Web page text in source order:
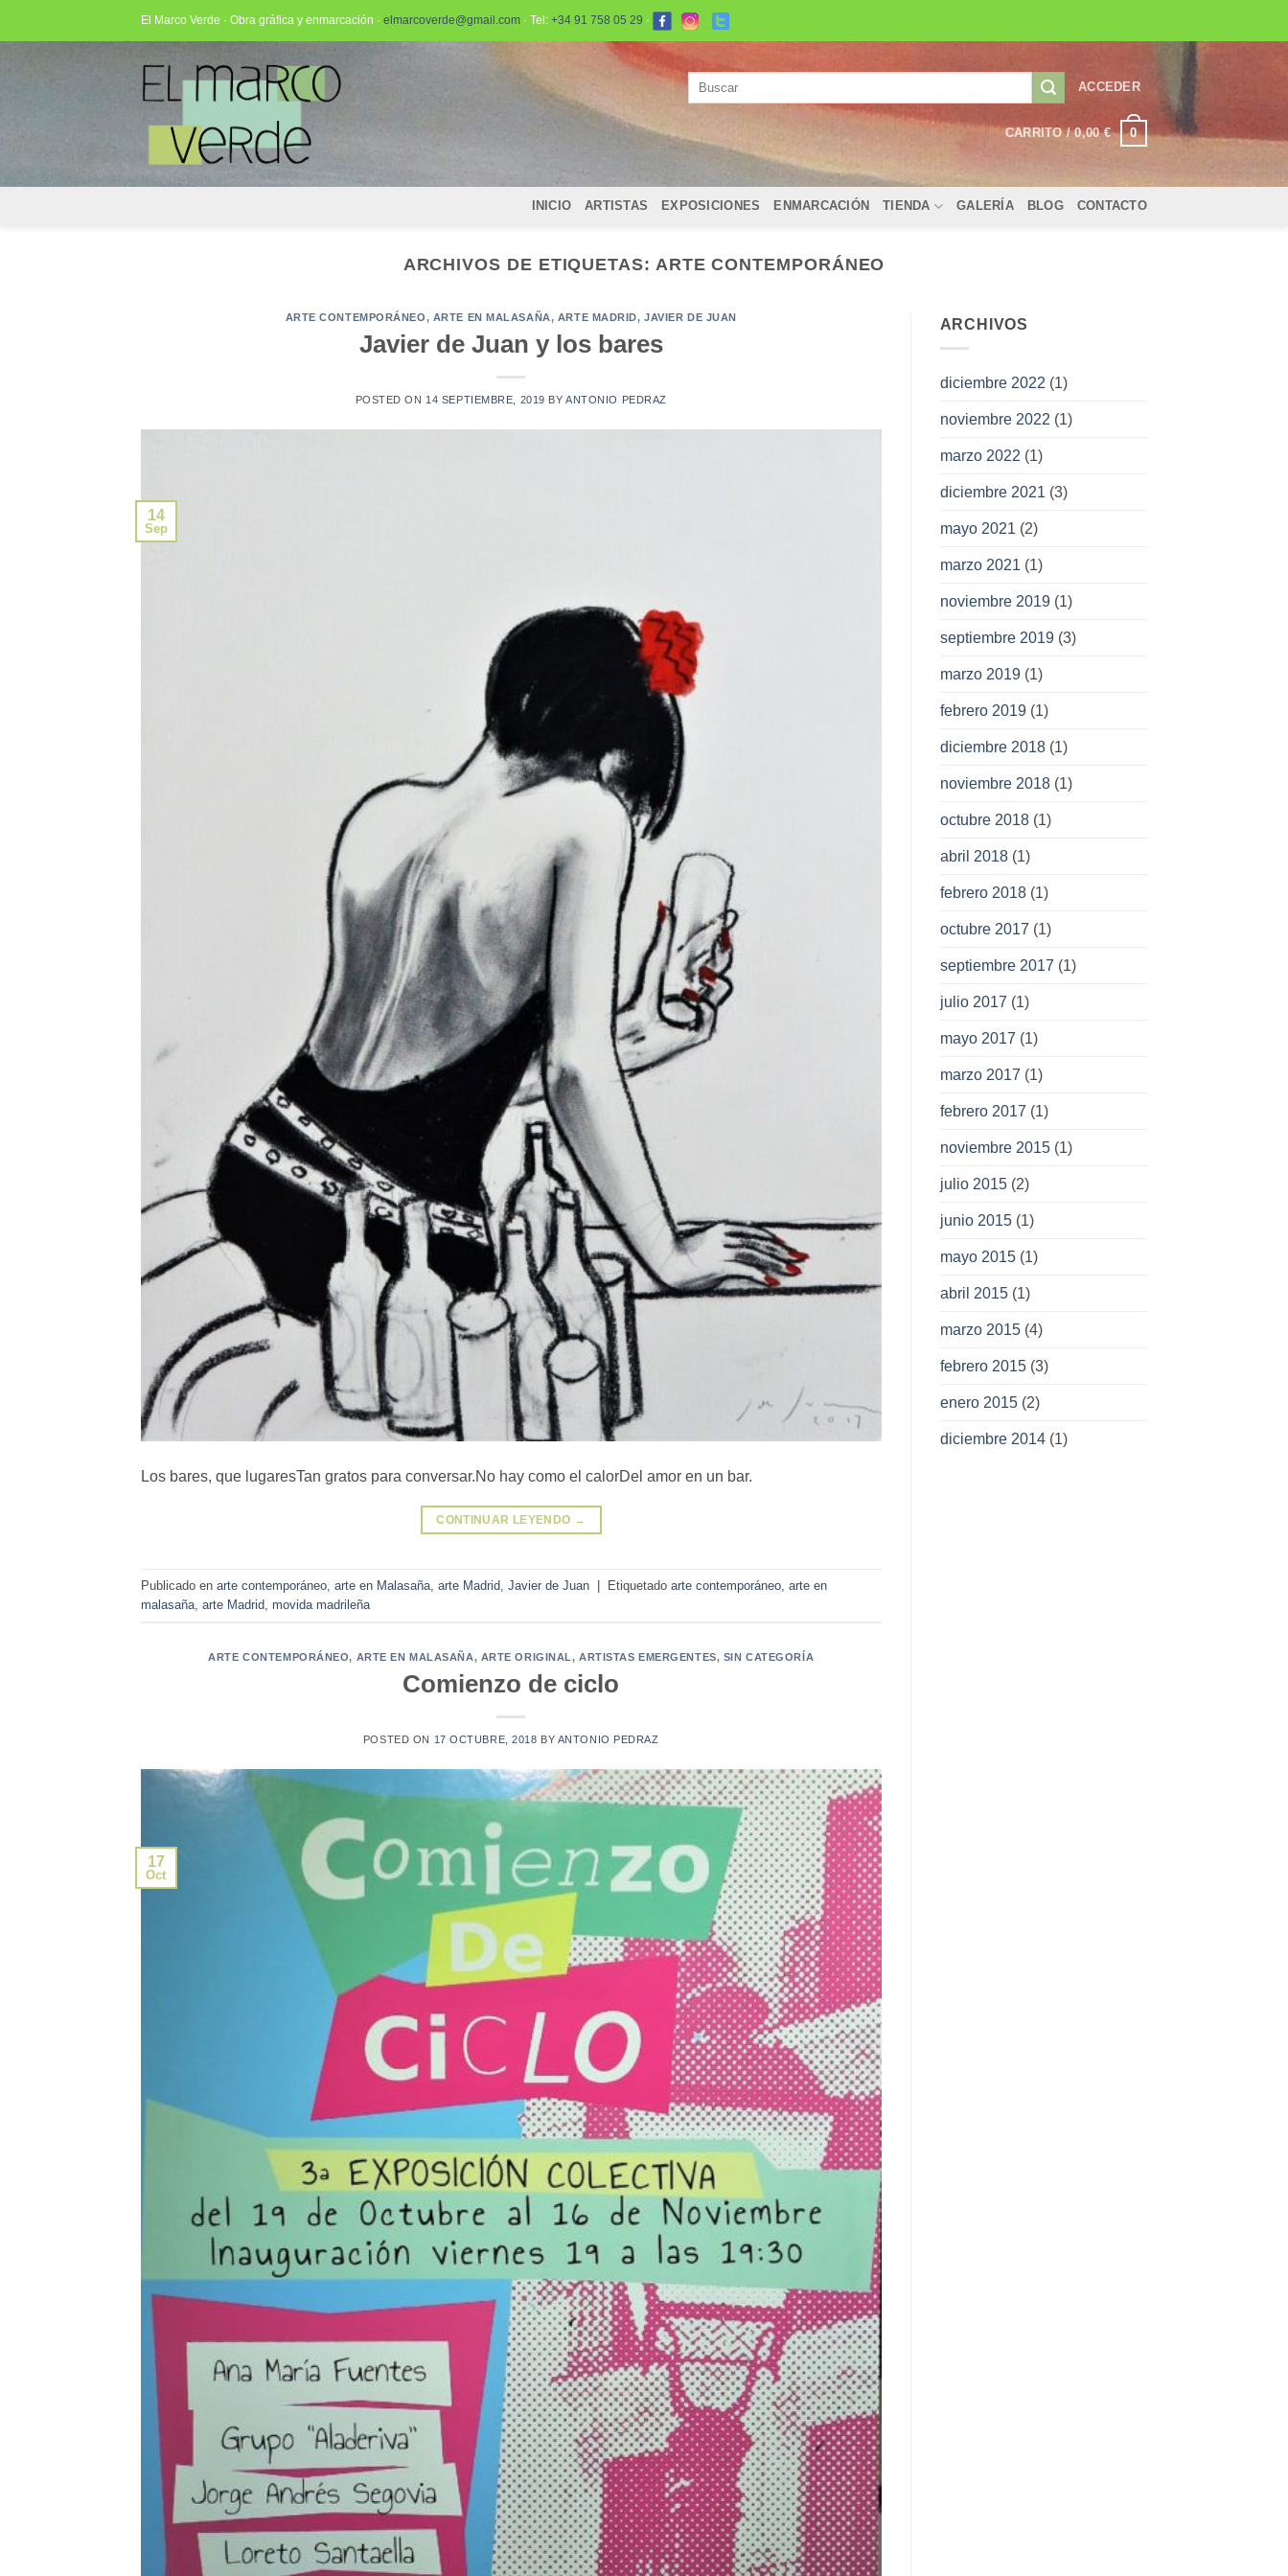
El Marco Verde · Obra gráfica y enmarcación · elmarcoverde@gmail.com · Tel: +34 91 758 05 29 ·
ACCEDER
CARRITO /0,00€ 0
INICIO ARTISTAS EXPOSICIONES ENMARCACIÓN TIENDA GALERÍA BLOG CONTACTO
ARCHIVOS DE ETIQUETAS: ARTE CONTEMPORÁNEO
ARTE CONTEMPORÁNEO, ARTE EN MALASAÑA, ARTE MADRID,JAVIER DE JUAN
Javier de Juan y los bares
POSTED ON 14 SEPTIEMBRE, 2019 BYANTONIO PEDRAZ
14
Sep
Los bares, que lugaresTan gratos para conversar.No hay como el calorDel amor en un bar.
CONTINUAR LEYENDO →
Publicado en arte contemporáneo arte en Malasaña arte Madrid Javier de Juan | Etiquetado arte contemporáneo arte en
malasaña arte Madrid movida madrileña
ARTE CONTEMPORÁNEO, ARTE EN MALASAÑA, ARTE ORIGINAL,ARTISTAS EMERGENTES, SIN CATEGORÍA
Comienzo de ciclo
POSTED ON 17 OCTUBRE, 2018 BY ANTONIO PEDRAZ
17
Oct
ARCHIVOS
diciembre 2022 (1)
noviembre 2022 (1)
marzo 2022 (1)
diciembre 2021 (3)
mayo 2021 (2)
marzo 2021 (1)
noviembre 2019(1)
septiembre 2019(3)
marzo 2019(1)
febrero 2019(1)
diciembre 2018(1)
noviembre 2018(1)
octubre 2018(1)
abril 2018(1)
febrero 2018(1)
octubre 2017 (1)
septiembre 2017 (1)
julio 2017 (1)
mayo 2017 (1)
marzo 2017 (1)
febrero 2017 (1)
noviembre 2015(1)
julio 2015(2)
junio 2015(1)
mayo 2015(1)
abril 2015(1)
marzo 2015(4)
febrero 2015(3)
enero 2015(2)
diciembre 2014(1)